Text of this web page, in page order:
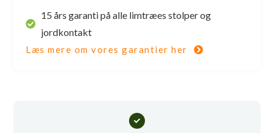
15 års garanti på alle limtræes stolper og
jordkontakt
Læs mere om vores garantier her